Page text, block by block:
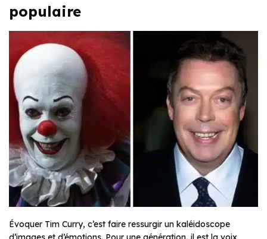
populaire
Évoquer Tim Curry, c’est faire ressurgir un kaléidoscope